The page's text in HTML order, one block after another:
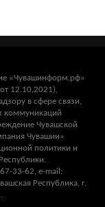
«Чувашинформ.рф»
12.10.2021),
в сфере связи,
коммуникаций
Чувашской
Чувашии»
политики и
33-62, e-mail:
Республика, г.